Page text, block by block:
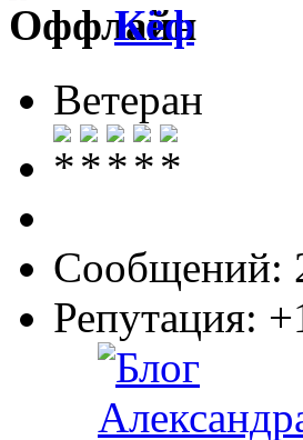
Кёф
Ветеран
Сообщений:
Репутация: